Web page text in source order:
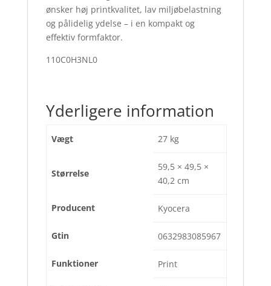
ønsker høj printkvalitet, lav miljøbelastning
og pålidelig ydelse – i en kompakt og
effektiv formfaktor.
110C0H3NL0
Yderligere information
Vægt 27 kg
Størrelse
59,5 × 49,5 ×
40,2 cm
Producent Kyocera
Gtin 0632983085967
Funktioner Print